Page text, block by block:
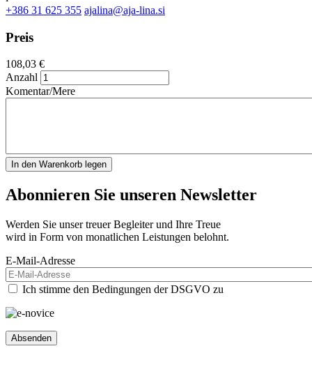
+386 31 625 355 ajalina@aja-lina.si
Preis
108,03 €
Anzahl
Komentar/Mere
Abonnieren Sie unseren Newsletter
Werden Sie unser treuer Begleiter und Ihre Treue
wird in Form von monatlichen Leistungen belohnt.
E-Mail-Adresse
Ich stimme den Bedingungen der DSGVO zu